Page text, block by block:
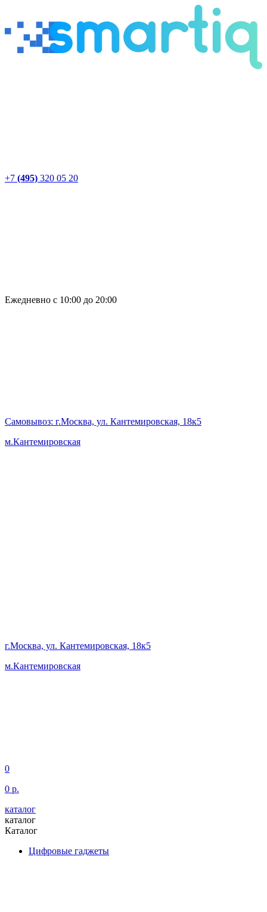
+7 (495) 320 05 20
Ежедневно с 10:00 до 20:00
Самовывоз: г.Москва, ул. Кантемировская, 18к5
м.Кантемировская
г.Москва, ул. Кантемировская, 18к5
м.Кантемировская
0
0 р.
каталог
каталог
Каталог
Цифровые гаджеты